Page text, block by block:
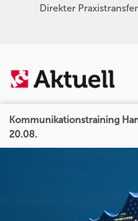
Direkter
Kommunikationstraining
20.08.